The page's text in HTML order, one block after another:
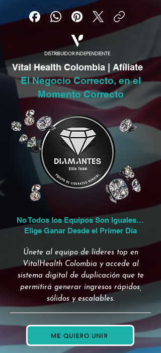
DISTRIBUIDOR INDEPENDIENTE
Vital Health Colombia | Afíliate
El Negocio Correcto, en el
Momento Correcto
No Todos los Equipos Son Iguales…
Elige Ganar Desde el Primer Día
Únete al equipo de líderes top en
VitalHealth Colombia y accede al
sistema digital de duplicación que te
permitirá generar ingresos rápidos,
sólidos y escalables.
ME QUIERO UNIR